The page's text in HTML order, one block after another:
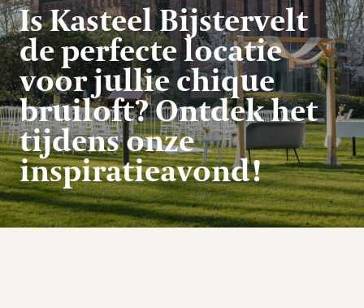
Is Kasteel Bijstervelt
de perfecte locatie
voor jullie chique
bruiloft? Ontdek het
tijdens onze
inspiratieavond!